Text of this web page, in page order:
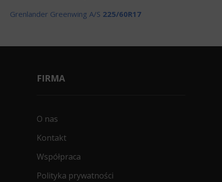
Grenlander Greenwing A/S 225/60R17
FIRMA
O nas
Kontakt
Współpraca
Polityka prywatności